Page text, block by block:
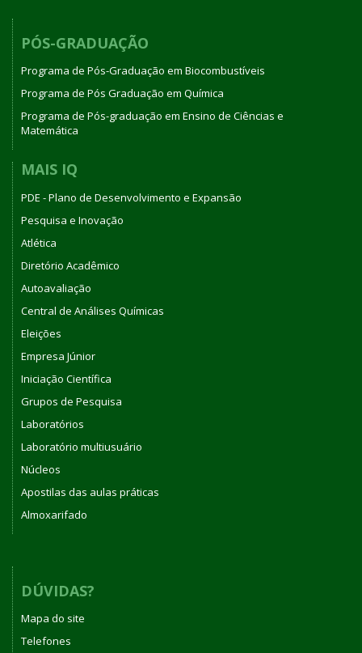
PÓS-GRADUAÇÃO
Programa de Pós-Graduação em Biocombustíveis
Programa de Pós Graduação em Química
Programa de Pós-graduação em Ensino de Ciências e
Matemática
MAIS IQ
PDE - Plano de Desenvolvimento e Expansão
Pesquisa e Inovação
Atlética
Diretório Acadêmico
Autoavaliação
Central de Análises Químicas
Eleições
Empresa Júnior
Iniciação Científica
Grupos de Pesquisa
Laboratórios
Laboratório multiusuário
Núcleos
Apostilas das aulas práticas
Almoxarifado
DÚVIDAS?
Mapa do site
Telefones